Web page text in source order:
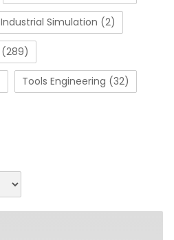
Industrial Simulation (2)
(289)
Tools Engineering (32)